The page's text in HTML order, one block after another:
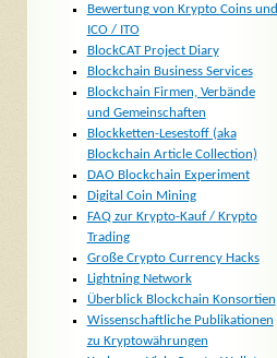
Bewertung von Krypto Coins und
ICO / ITO
BlockCAT Project Diary
Blockchain Business Services
Blockchain Firmen, Verbände
und Gemeinschaften
Blockketten-Lesestoff (aka
Blockchain Article Collection)
DAO Blockchain Experiment
Digital Coin Mining
FAQ zur Krypto-Kauf / Krypto
Trading
Große Crypto Currency Hacks
Lightning Network
Überblick Blockchain Konsortien
Wissenschaftliche Publikationen
zu Kryptowährungen